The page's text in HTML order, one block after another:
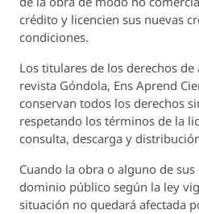
crédito y licencien sus nuevas
condiciones.
Los titulares de los derechos
revista Góndola, Ens Aprend
conservan todos los derechos
respetando los términos de la
consulta, descarga y
Cuando la obra o alguno de
dominio público según la ley
situación no quedará afectada